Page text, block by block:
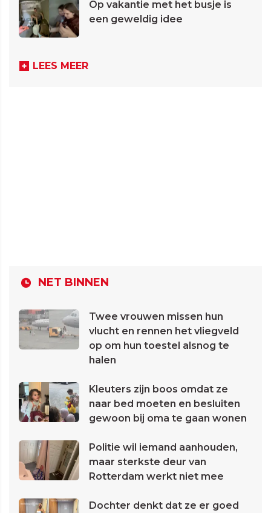
Op vakantie met het busje is
een geweldig idee
LEES MEER
NET BINNEN
Twee vrouwen missen hun
vlucht en rennen het vliegveld
op om hun toestel alsnog te
halen
Kleuters zijn boos omdat ze
naar bed moeten en besluiten
gewoon bij oma te gaan wonen
Politie wil iemand aanhouden,
maar sterkste deur van
Rotterdam werkt niet mee
Dochter denkt dat ze er goed